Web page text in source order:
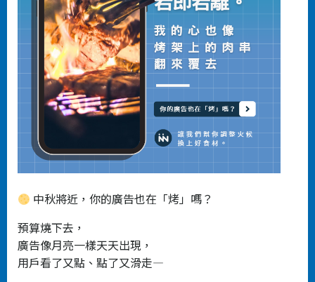
中秋將近，你的廣告也在「烤」嗎？
預算燒下去，
廣告像月亮一樣天天出現，
用戶看了又點、點了又滑走—